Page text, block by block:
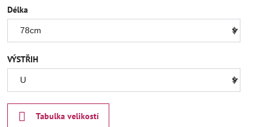
Délka
VÝSTŘIH
Tabulka velikostí